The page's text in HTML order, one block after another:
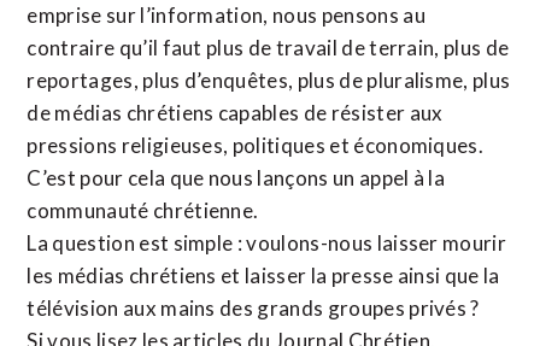
emprise sur l’information, nous pensons au
contraire qu’il faut plus de travail de terrain, plus de
reportages, plus d’enquêtes, plus de pluralisme, plus
de médias chrétiens capables de résister aux
pressions religieuses, politiques et économiques.
C’est pour cela que nous lançons un appel à la
communauté chrétienne.
La question est simple : voulons-nous laisser mourir
les médias chrétiens et laisser la presse ainsi que la
télévision aux mains des grands groupes privés ?
Si vous lisez les articles du Journal Chrétien,